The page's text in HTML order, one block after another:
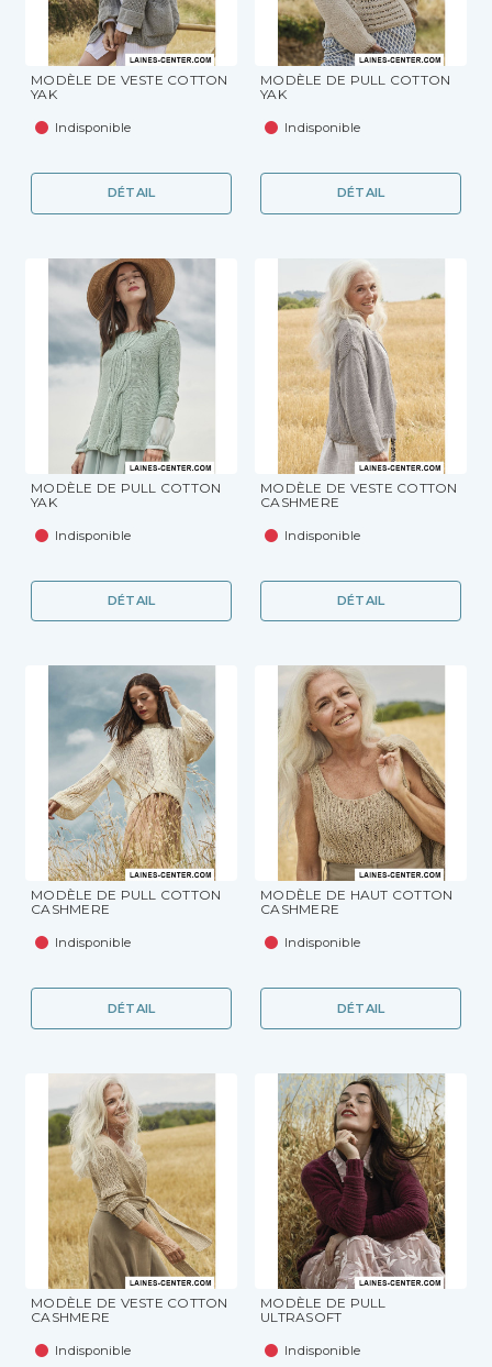
MODÈLE DE VESTE COTTON
YAK
Indisponible
DÉTAIL
MODÈLE DE PULL COTTON
YAK
Indisponible
DÉTAIL
MODÈLE DE PULL COTTON
YAK
Indisponible
DÉTAIL
MODÈLE DE VESTE COTTON
CASHMERE
Indisponible
DÉTAIL
MODÈLE DE PULL COTTON
CASHMERE
Indisponible
DÉTAIL
MODÈLE DE HAUT COTTON
CASHMERE
Indisponible
DÉTAIL
MODÈLE DE VESTE COTTON
CASHMERE
Indisponible
MODÈLE DE PULL
ULTRASOFT
Indisponible